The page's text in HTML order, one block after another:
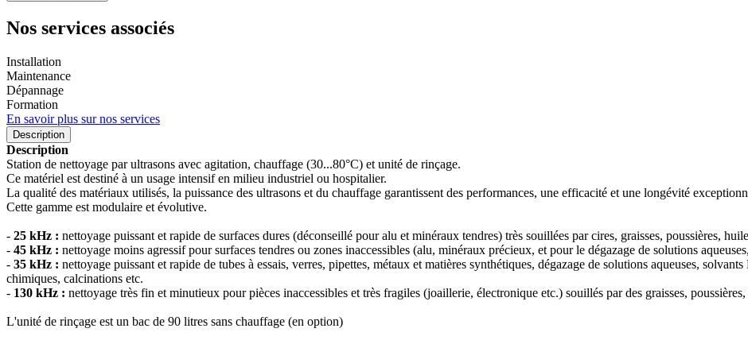
Nos services associés
Installation
Maintenance
Dépannage
Formation
En savoir plus sur nos services
Description
Description
Station de nettoyage par ultrasons avec agitation, chauffage (30...80°C) et unité de rinçage.
Ce matériel est destiné à un usage intensif en milieu industriel ou hospitalier.
La qualité des matériaux utilisés, la puissance des ultrasons et du chauffage garantissent des performances, une efficacité et une longévité
Cette gamme est modulaire et évolutive.
- 25 kHz : nettoyage puissant et rapide de surfaces dures (déconseillé pour alu et minéraux tendres) très souillées par cires, graisses, poussières,
- 45 kHz : nettoyage moins agressif pour surfaces tendres ou zones inaccessibles (alu, minéraux précieux, et pour le dégazage de solutions
- 35 kHz : nettoyage puissant et rapide de tubes à essais, verres, pipettes, métaux et matières synthétiques, dégazage de solutions aqueuses,
chimiques, calcinations etc.
- 130 kHz : nettoyage très fin et minutieux pour pièces inaccessibles et très fragiles (joaillerie, électronique etc.) souillés par des graisses,
L'unité de rinçage est un bac de 90 litres sans chauffage (en option)